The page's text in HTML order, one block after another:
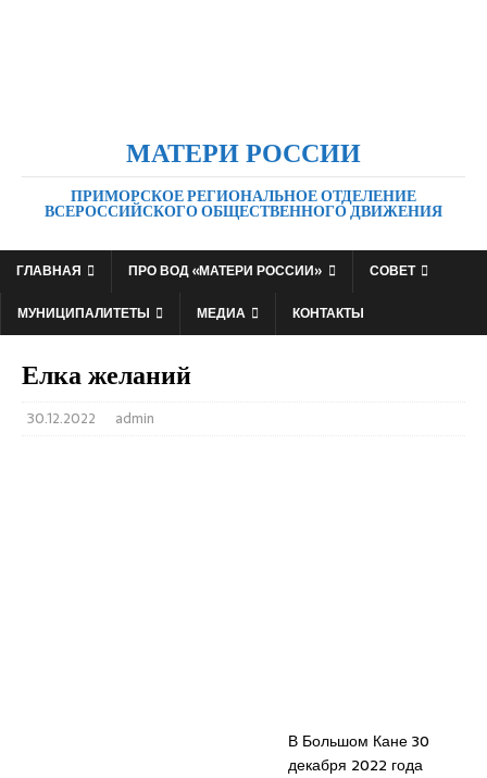
МАТЕРИ РОССИИ
ПРИМОРСКОЕ РЕГИОНАЛЬНОЕ ОТДЕЛЕНИЕ
ВСЕРОССИЙСКОГО ОБЩЕСТВЕННОГО ДВИЖЕНИЯ
ГЛАВНАЯ ПРО ВОД «МАТЕРИ РОССИИ»
СОВЕТ
МУНИЦИПАЛИТЕТЫ
МЕДИА КОНТАКТЫ
Елка желаний
30.12.2022 admin
В Большом Кане 30
декабря 2022 года